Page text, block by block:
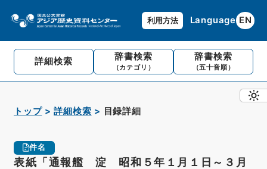
利用方法 Language EN
詳細検索 辞書検索
（カテゴリ）
辞書検索
（五十音順）
トップ 詳細検索 目録詳細
件名
表紙「通報艦 淀 昭和５年１月１日～３月